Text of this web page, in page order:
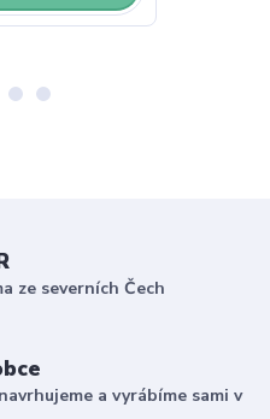
ze severních Čech
a vyrábíme sami v